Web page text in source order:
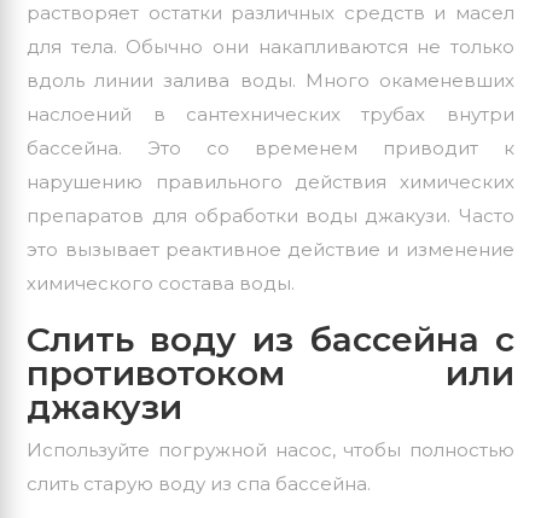
растворяет остатки различных средств и масел
для тела. Обычно они накапливаются не только
вдоль линии залива воды. Много окаменевших
наслоений в сантехнических трубах внутри
бассейна. Это со временем приводит к
нарушению правильного действия химических
препаратов для обработки воды джакузи. Часто
это вызывает реактивное действие и изменение
химического состава воды.
Слить воду из бассейна с
противотоком или
джакузи
Используйте погружной насос, чтобы полностью
слить старую воду из спа бассейна.